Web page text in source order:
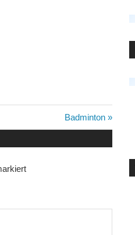
Nächster
Beitrag:
Badminton